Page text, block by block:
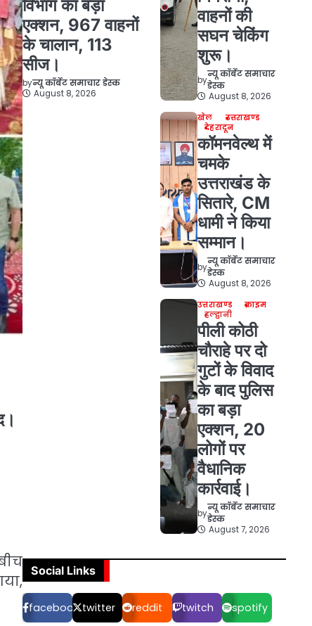
विभाग का बड़ा
एक्शन, 967 वाहनों
के चालान, 113
सीज।
byन्यू कॉर्बेट समाचार डेस्क
August 8, 2026
वाहनों की
सघन चेकिंग
शुरू।
by
न्यू कॉर्बेट समाचार
डेस्क
August 8, 2026
खेल
उत्तराखण्ड
देहरादून
कॉमनवेल्थ में
चमके
उत्तराखंड के
सितारे, CM
धामी ने किया
सम्मान।
by
न्यू कॉर्बेट समाचार
डेस्क
August 8, 2026
उत्तराखण्ड
क्राइम
हल्द्वानी
पीली कोठी
चौराहे पर दो
गुटों के विवाद
के बाद पुलिस
का बड़ा
एक्शन, 20
लोगों पर
वैधानिक
कार्रवाई।
by
न्यू कॉर्बेट समाचार
डेस्क
August 7, 2026
Social Links
facebook twitter reddit twitch spotify